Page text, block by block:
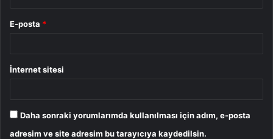
E-posta *
İnternet sitesi
Daha sonraki yorumlarımda kullanılması için adım, e-posta
adresim ve site adresim bu tarayıcıya kaydedilsin.